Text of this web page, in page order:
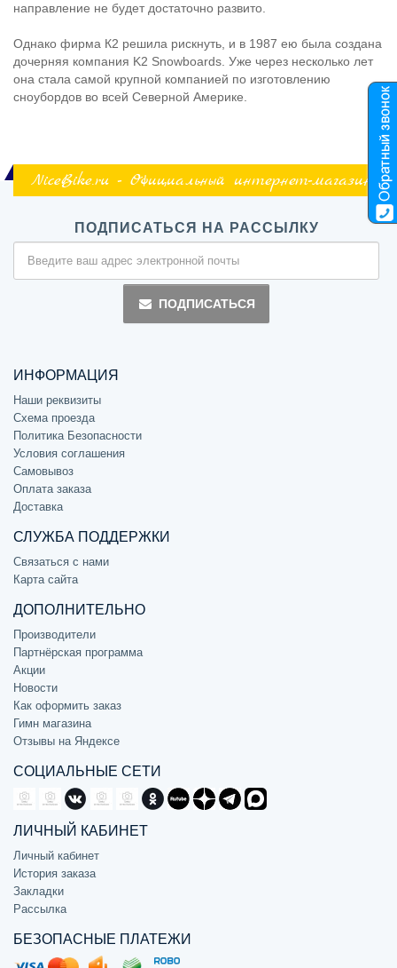
направление не будет достаточно развито.
Однако фирма К2 решила рискнуть, и в 1987 ею была создана
дочерняя компания K2 Snowboards. Уже через несколько лет
она стала самой крупной компанией по изготовлению
сноубордов во всей Северной Америке.
NiceBike.ru - Официальный интернет-магазин
ПОДПИСАТЬСЯ НА РАССЫЛКУ
ПОДПИСАТЬСЯ
ИНФОРМАЦИЯ
Наши реквизиты
Схема проезда
Политика Безопасности
Условия соглашения
Самовывоз
Оплата заказа
Доставка
СЛУЖБА ПОДДЕРЖКИ
Связаться с нами
Карта сайта
ДОПОЛНИТЕЛЬНО
Производители
Партнёрская программа
Акции
Новости
Как оформить заказ
Гимн магазина
Отзывы на Яндексе
СОЦИАЛЬНЫЕ СЕТИ
ЛИЧНЫЙ КАБИНЕТ
Личный кабинет
История заказа
Закладки
Рассылка
БЕЗОПАСНЫЕ ПЛАТЕЖИ